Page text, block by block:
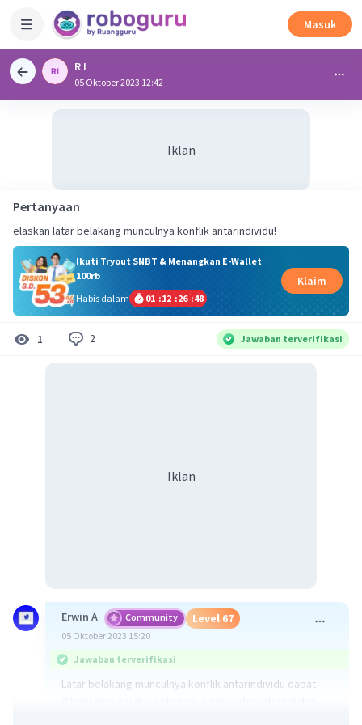
Masuk
R I
05 Oktober 2023 12:42
Iklan
Pertanyaan
elaskan latar belakang munculnya konflik antarindividu!
Ikuti Tryout SNBT & Menangkan E-Wallet
100rb
Habis dalam
01 :12 :26 :48
Klaim
1 2 Jawaban terverifikasi
Iklan
Erwin A Community Level 67
05 Oktober 2023 15:20
Jawaban terverifikasi
Latar belakang munculnya konflik antarindividu dapat